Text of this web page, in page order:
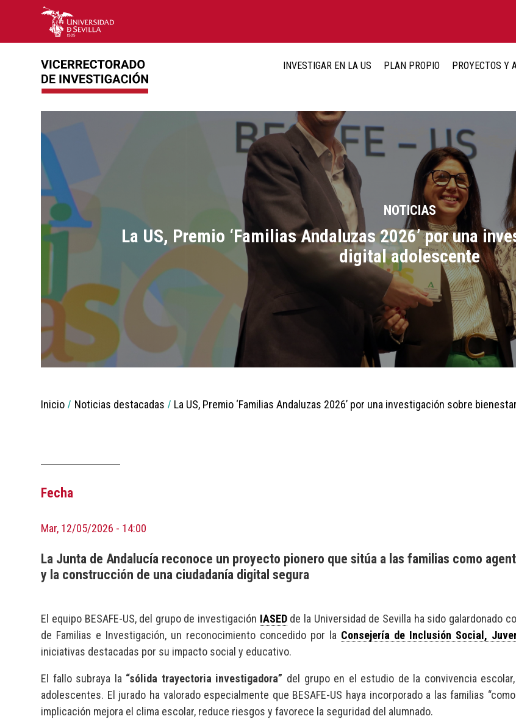
INVESTIGAR EN LA US PLAN PROPIO PROYECTOS Y
NOTICIAS
La US, Premio ‘Familias Andaluzas 2026’ por una
digital adolescente
You
Inicio Noticias destacadas La US, Premio ‘Familias Andaluzas 2026’ por una investigación sobre
Fecha
Mar, 12/05/2026 - 14:00
La Junta de Andalucía reconoce un proyecto pionero que sitúa a las familias como
y la construcción de una ciudadanía digital segura
El equipo BESAFE-US, del grupo de investigación IASEDde la Universidad de Sevilla ha sido galardonado
de Familias e Investigación, un reconocimiento concedido por la Consejería de Inclusión Social,
iniciativas destacadas por su impacto social y educativo.
El fallo subraya la “sólida trayectoria investigadora” del grupo en el estudio de la convivencia
adolescentes. El jurado ha valorado especialmente que BESAFE-US haya incorporado a las familias
implicación mejora el clima escolar, reduce riesgos y favorece la seguridad del alumnado.